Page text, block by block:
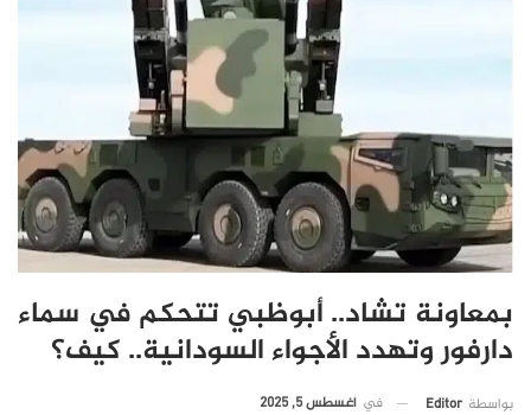
بمعاونة تشاد.. أبوظبي تتحكم في سماء
دارفور وتهدد الأجواء السودانية.. كيف؟
بواسطة Editor في أغسطس 5, 2025